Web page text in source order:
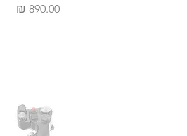
מחיר